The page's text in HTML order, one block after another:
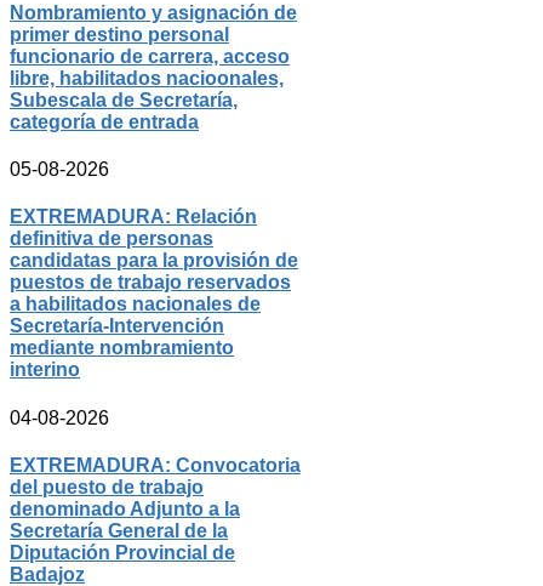
Nombramiento y asignación de
primer destino personal
funcionario de carrera, acceso
libre, habilitados nacioonales,
Subescala de Secretaría,
categoría de entrada
05-08-2026
EXTREMADURA: Relación
definitiva de personas
candidatas para la provisión de
puestos de trabajo reservados
a habilitados nacionales de
Secretaría-Intervención
mediante nombramiento
interino
04-08-2026
EXTREMADURA: Convocatoria
del puesto de trabajo
denominado Adjunto a la
Secretaría General de la
Diputación Provincial de
Badajoz